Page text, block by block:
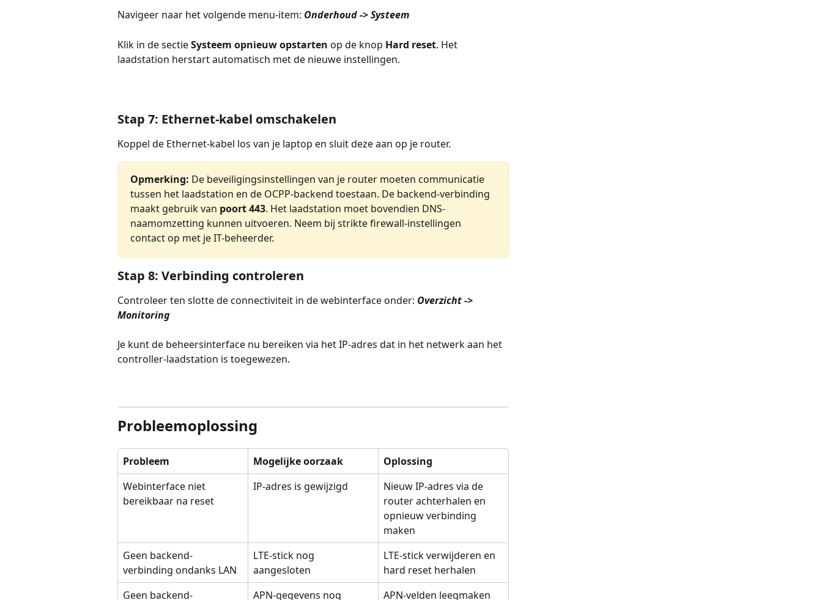
Navigeer naar het volgende menu-item: Onderhoud -> Systeem
Klik in de sectie Systeem opnieuw opstarten op de knop Hard reset. Het
laadstation herstart automatisch met de nieuwe instellingen.
Stap 7: Ethernet-kabel omschakelen
Koppel de Ethernet-kabel los van je laptop en sluit deze aan op je router.
Opmerking: De beveiligingsinstellingen van je router moeten communicatie
tussen het laadstation en de OCPP-backend toestaan. De backend-verbinding
maakt gebruik van poort 443. Het laadstation moet bovendien DNS-
naamomzetting kunnen uitvoeren. Neem bij strikte firewall-instellingen
contact op met je IT-beheerder.
Stap 8: Verbinding controleren
Controleer ten slotte de connectiviteit in de webinterface onder: Overzicht ->
Monitoring
Je kunt de beheersinterface nu bereiken via het IP-adres dat in het netwerk aan het
controller-laadstation is toegewezen.
Probleemoplossing
Probleem Mogelijke oorzaak
Oplossing
Webinterface niet
bereikbaar na reset
IP-adres is gewijzigd
Nieuw IP-adres via de
router achterhalen en
opnieuw verbinding
maken
Geen backend-
verbinding ondanks LAN
LTE-stick nog
aangesloten
LTE-stick verwijderen en
hard reset herhalen
Geen backend-
APN-gegevens nog APN-velden leegmaken